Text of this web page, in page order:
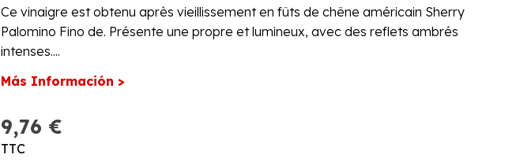
Ce vinaigre est obtenu après vieillissement en fûts de chêne américain Sherry
Palomino Fino de. Présente une propre et lumineux, avec des reflets ambrés
intenses....
Más Información >
9,76 €
TTC